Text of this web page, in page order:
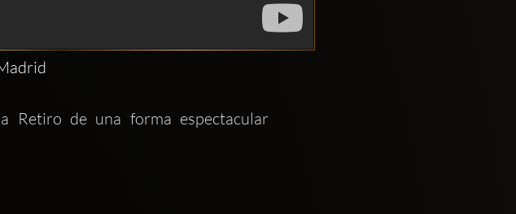
Retiro de una forma espectacular